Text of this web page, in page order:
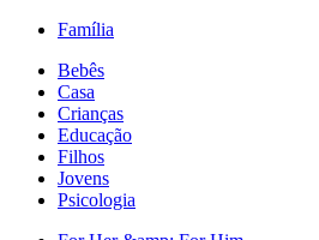
Família
Bebês
Casa
Crianças
Educação
Filhos
Jovens
Psicologia